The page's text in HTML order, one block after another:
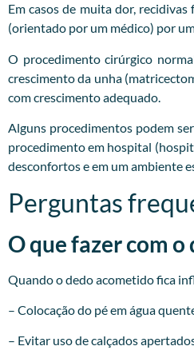
Em casos de muita dor,
(orientado por um médico) por
O procedimento cirúrgico
crescimento da unha
com crescimento adequado.
Alguns procedimentos podem
procedimento em hospital
desconfortos e em um ambiente
Perguntas
O que fazer com
Quando o dedo acometido fica
– Colocação do pé em água
– Evitar uso de calçados